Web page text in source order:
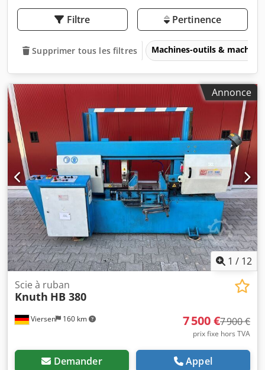
Filtre Pertinence
Supprimer tous les filtres Machines-outils &
Annonce
1 / 12
Viersen 160 km
Scie à ruban
Knuth HB 380
7 500 €7 900 €
prix fixe hors TVA
Demander Appel